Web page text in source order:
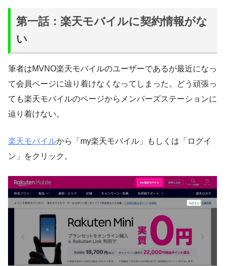
第一話：楽天モバイルに契約情報がな
い
筆者はMVNO楽天モバイルのユーザーであるが最近になっ
て会員ページに辿り着けなくなってしまった。どう頑張っ
ても楽天モバイルのページからメンバーズステーションに
辿り着けない。
楽天モバイルから「my楽天モバイル」もしくは「ログイ
ン」をクリック。